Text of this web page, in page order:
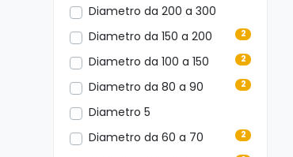
Diametro da 200 a 300
Diametro da 150 a 200
2
Diametro da 100 a 150 2
Diametro da 80 a 90 2
Diametro 5
Diametro da 60 a 70
2